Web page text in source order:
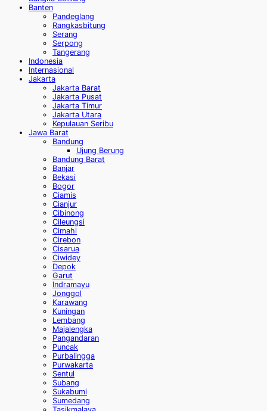
Banten
Pandeglang
Rangkasbitung
Serang
Serpong
Tangerang
Indonesia
Internasional
Jakarta
Jakarta Barat
Jakarta Pusat
Jakarta Timur
Jakarta Utara
Kepulauan Seribu
Jawa Barat
Bandung
Ujung Berung
Bandung Barat
Banjar
Bekasi
Bogor
Ciamis
Cianjur
Cibinong
Cileungsi
Cimahi
Cirebon
Cisarua
Ciwidey
Depok
Garut
Indramayu
Jonggol
Karawang
Kuningan
Lembang
Majalengka
Pangandaran
Puncak
Purbalingga
Purwakarta
Sentul
Subang
Sukabumi
Sumedang